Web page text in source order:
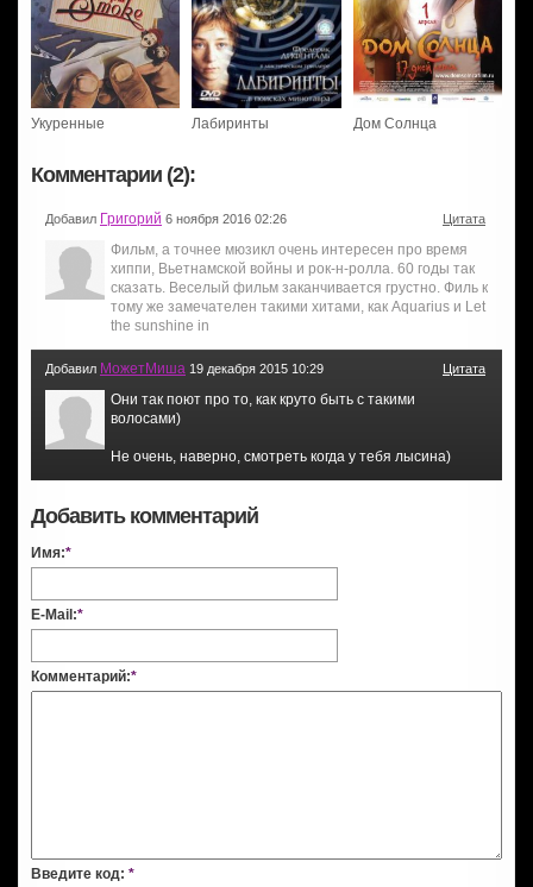
Укуренные Лабиринты Дом Солнца
Комментарии (2):
Добавил Григорий 6 ноября 2016 02:26 Цитата
Фильм, а точнее мюзикл очень интересен про время
хиппи, Вьетнамской войны и рок-н-ролла. 60 годы так
сказать. Веселый фильм заканчивается грустно. Филь к
тому же замечателен такими хитами, как Aquarius и Let
the sunshine in
Добавил МожетМиша 19 декабря 2015 10:29 Цитата
Они так поют про то, как круто быть с такими
волосами)
Не очень, наверно, смотреть когда у тебя лысина)
Добавить комментарий
Имя:*
E-Mail:*
Комментарий:*
Введите код: *